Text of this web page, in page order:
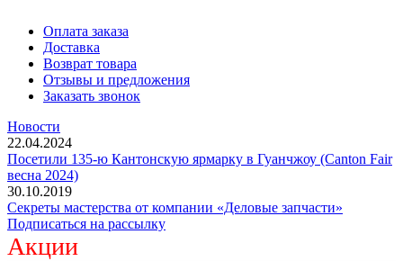
Оплата заказа
Доставка
Возврат товара
Отзывы и предложения
Заказать звонок
Новости
22.04.2024
Посетили 135-ю Кантонскую ярмарку в Гуанчжоу (Canton Fair
весна 2024)
30.10.2019
Секреты мастерства от компании «Деловые запчасти»
Подписаться на рассылку
Акции